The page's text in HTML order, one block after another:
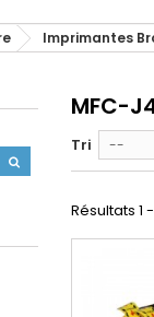
Imprimantes
MFC-
Tri --
Résultats 1